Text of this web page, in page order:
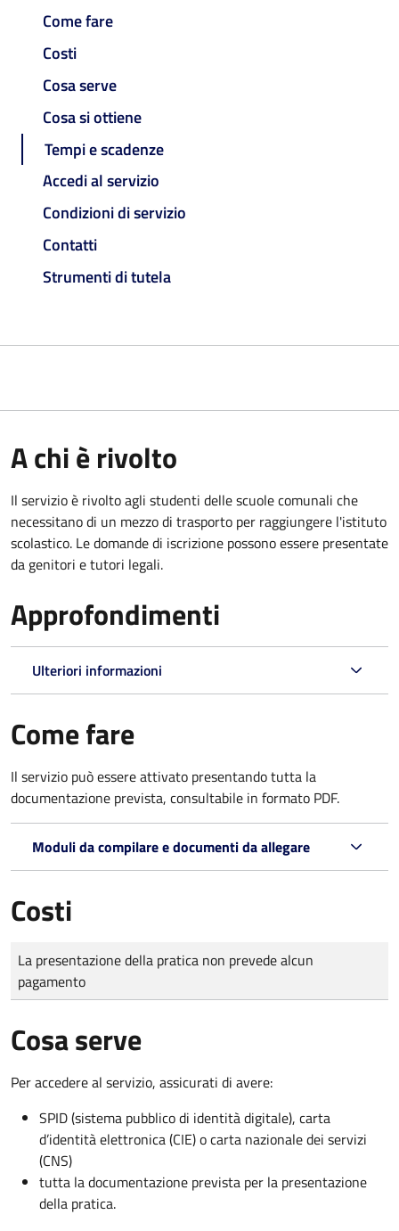
Come fare
Costi
Cosa serve
Cosa si ottiene
Tempi e scadenze
Accedi al servizio
Condizioni di servizio
Contatti
Strumenti di tutela
A chi è rivolto
Il servizio è rivolto agli studenti delle scuole comunali che
necessitano di un mezzo di trasporto per raggiungere l'istituto
scolastico. Le domande di iscrizione possono essere presentate
da genitori e tutori legali.
Approfondimenti
Ulteriori informazioni
Come fare
Il servizio può essere attivato presentando tutta la
documentazione prevista, consultabile in formato PDF.
Moduli da compilare e documenti da allegare
Costi
Tipo di pagamento
Importo
La presentazione della pratica non prevede alcun
pagamento
Cosa serve
Per accedere al servizio, assicurati di avere:
SPID (sistema pubblico di identità digitale), carta
d’identità elettronica (CIE) o carta nazionale dei servizi
(CNS)
tutta la documentazione prevista per la presentazione
della pratica.